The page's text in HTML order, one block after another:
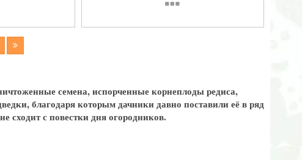
семена, испорченные корнеплоды редиса,
благодаря которым дачники давно поставили её в ряд
сходит с повестки дня огородников.